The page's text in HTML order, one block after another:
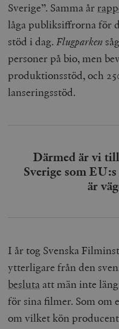
Sverige”. Samma år
låga publiksiffrorna för
stöd i dag.Flugparken
personer på bio, men
produktionsstöd, och
lanseringsstöd.
Därmed är vi
Sverige som
är
I år tog Svenska
ytterligare från den
besluta att män inte
för sina filmer. Som om
om vilket kön